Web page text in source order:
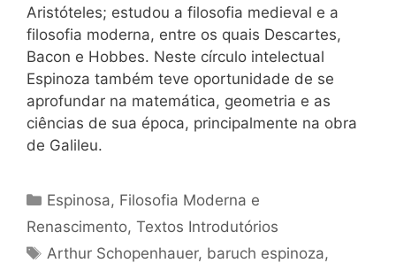
Aristóteles; estudou a filosofia medieval e a
filosofia moderna, entre os quais Descartes,
Bacon e Hobbes. Neste círculo intelectual
Espinoza também teve oportunidade de se
aprofundar na matemática, geometria e as
ciências de sua época, principalmente na obra
de Galileu.
Categorias
Espinosa, Filosofia Moderna e
Renascimento, Textos Introdutórios
Tags
Arthur Schopenhauer, baruch espinoza,